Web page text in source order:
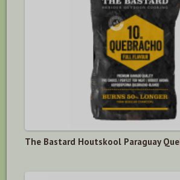
The Bastard Houtskool Paraguay